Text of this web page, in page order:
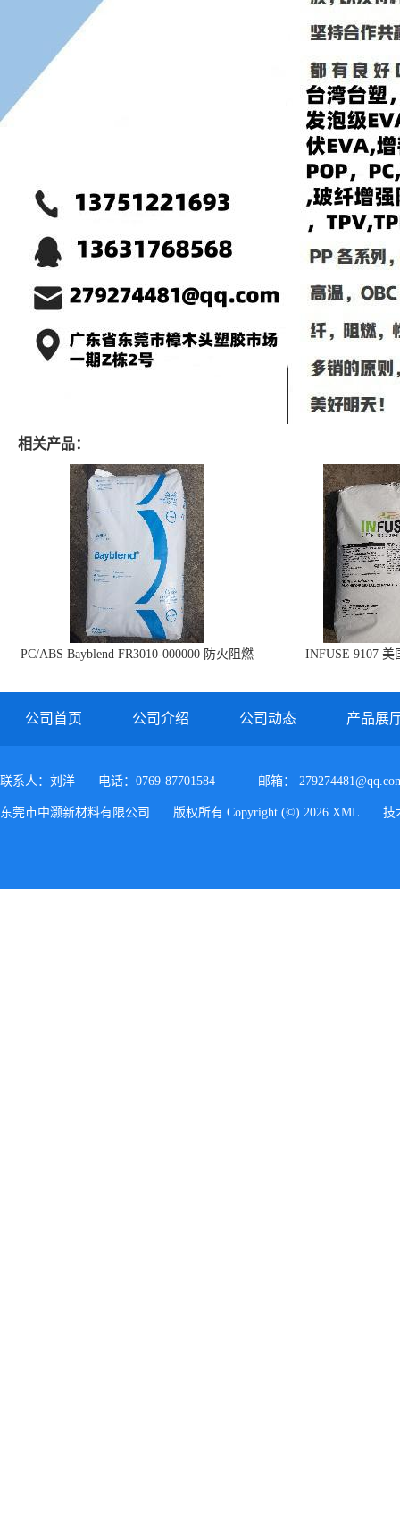
相关产品：
PC/ABS Bayblend FR3010-000000 防火阻燃
INFUSE 9107 美
公司首页 公司介绍 公司动态 产品展
联系人：刘洋 电话：0769-87701584 邮箱：
东莞市中灏新材料有限公司 版权所有 Copyright (©) 2026 XML 技